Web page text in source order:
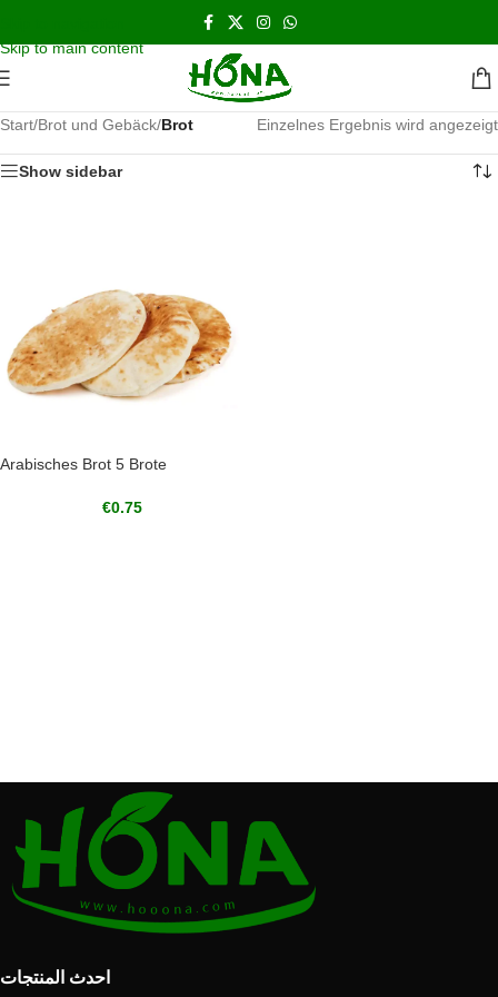
Skip to main content
اشحن مجانا و نحن بالخدمه على مدار الاسبوع
Start/Brot und Gebäck/Brot Einzelnes Ergebnis wird angezeigt
Show sidebar
Arabisches Brot 5 Brote
€0.75
احدث المنتجات